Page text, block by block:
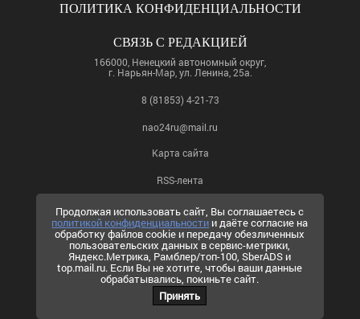
Продолжая использовать сайт, Вы соглашаетесь с
политикой конфиденциальности и даёте согласие на
обработку файлов cookie и передачу обезличенных
пользовательских данных в сервис-метрики,
Яндекс.Метрика, Рамблер/топ-100, SberADS и
top.mail.ru. Если Вы не хотите, чтобы ваши данные
обрабатывались, покиньте сайт.
Принять
ПОЛИТИКА КОНФИДЕНЦИАЛЬНОСТИ
СВЯЗЬ С РЕДАКЦИЕЙ
166000, Ненецкий автономный округ,
г. Нарьян-Мар, ул. Ленина, 25а.
8 (81853) 4-21-73
nao24ru@mail.ru
Карта сайта
RSS-лента
ПО ВОПРОСАМ РЕКЛАМЫ
8 (81853) 4-63-61
nao24ru@mail.ru
info@nao24.ru